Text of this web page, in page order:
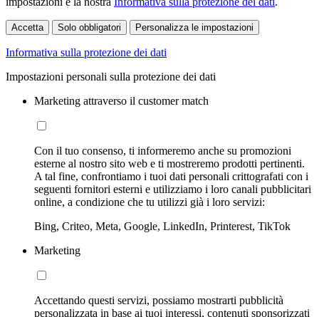
Accetta Solo obbligatori Personalizza le impostazioni
Informativa sulla protezione dei dati
Impostazioni personali sulla protezione dei dati
Marketing attraverso il customer match
Con il tuo consenso, ti informeremo anche su promozioni
esterne al nostro sito web e ti mostreremo prodotti pertinenti.
A tal fine, confrontiamo i tuoi dati personali crittografati con i
seguenti fornitori esterni e utilizziamo i loro canali pubblicitari
online, a condizione che tu utilizzi già i loro servizi:
Bing, Criteo, Meta, Google, LinkedIn, Printerest, TikTok
Marketing
Accettando questi servizi, possiamo mostrarti pubblicità
personalizzata in base ai tuoi interessi, contenuti sponsorizzati